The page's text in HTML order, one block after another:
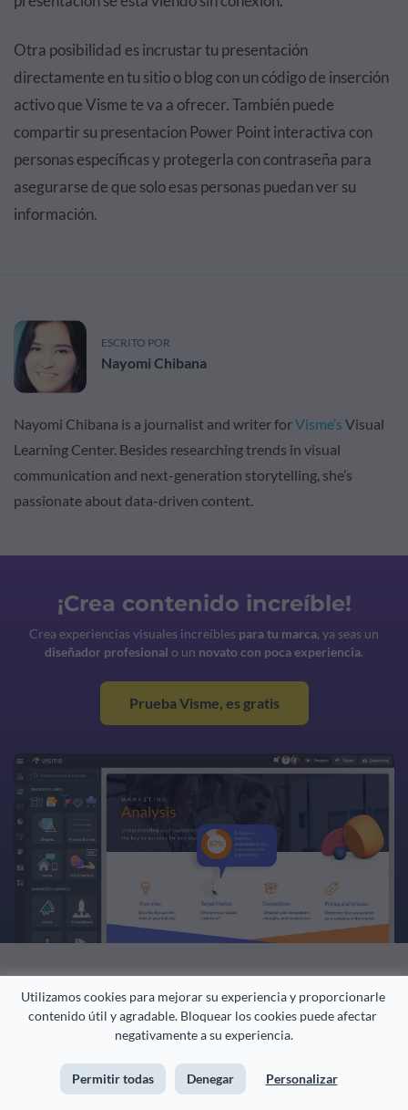
Utilizamos cookies para mejorar su experiencia y proporcionarle
contenido útil y agradable. Bloquear los cookies puede afectar
negativamente a su experiencia.
Permitir todas Denegar Personalizar
Otra posibilidad es incrustar tu presentación
directamente en tu sitio o blog con un código de inserción
activo que Visme te va a ofrecer. También puede
compartir su presentacion Power Point interactiva con
personas específicas y protegerla con contraseña para
asegurarse de que solo esas personas puedan ver su
información.
ESCRITO POR
Nayomi Chibana
Nayomi Chibana is a journalist and writer forVisme’s Visual
Learning Center. Besides researching trends in visual
communication and next-generation storytelling, she’s
passionate about data-driven content.
¡Crea contenido increíble!
Crea experiencias visuales increíbles para tu marca, ya seas un
diseñador profesional o un novato con poca experiencia.
Prueba Visme, es gratis
ESTUDIOS DE CASO